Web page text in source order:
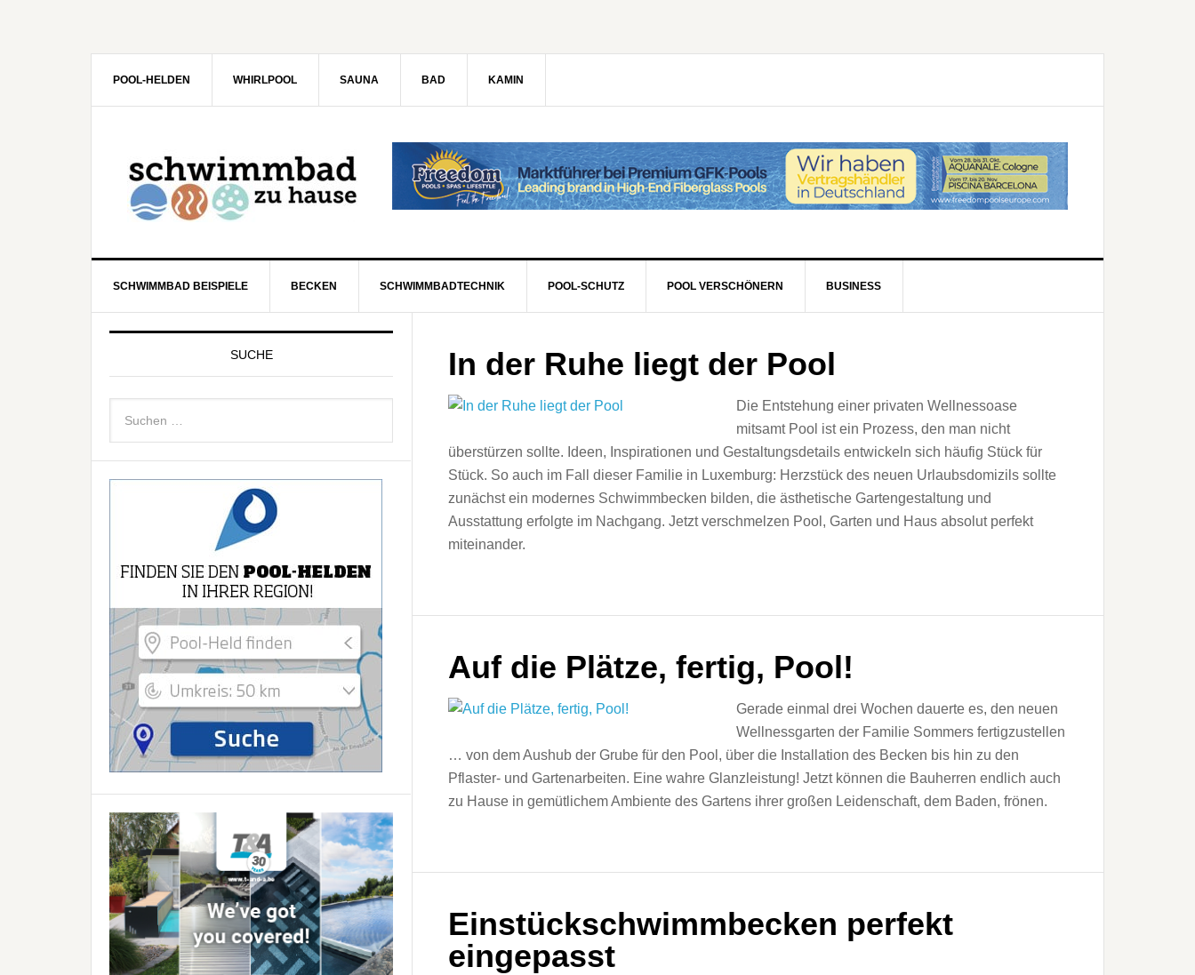
POOL-HELDEN WHIRLPOOL SAUNA BAD KAMIN
SCHWIMMBAD BEISPIELE BECKEN SCHWIMMBADTECHNIK POOL-SCHUTZ POOL VERSCHÖNERN BUSINESS
In der Ruhe liegt der Pool
Die Entstehung einer privaten Wellnessoase
mitsamt Pool ist ein Prozess, den man nicht
überstürzen sollte. Ideen, Inspirationen und Gestaltungsdetails entwickeln sich häufig Stück für
Stück. So auch im Fall dieser Familie in Luxemburg: Herzstück des neuen Urlaubsdomizils sollte
zunächst ein modernes Schwimmbecken bilden, die ästhetische Gartengestaltung und
Ausstattung erfolgte im Nachgang. Jetzt verschmelzen Pool, Garten und Haus absolut perfekt
miteinander.
Auf die Plätze, fertig, Pool!
Gerade einmal drei Wochen dauerte es, den neuen
Wellnessgarten der Familie Sommers fertigzustellen
… von dem Aushub der Grube für den Pool, über die Installation des Becken bis hin zu den
Pflaster- und Gartenarbeiten. Eine wahre Glanzleistung! Jetzt können die Bauherren endlich auch
zu Hause in gemütlichem Ambiente des Gartens ihrer großen Leidenschaft, dem Baden, frönen.
Einstückschwimmbecken perfekt
eingepasst
SUCHE